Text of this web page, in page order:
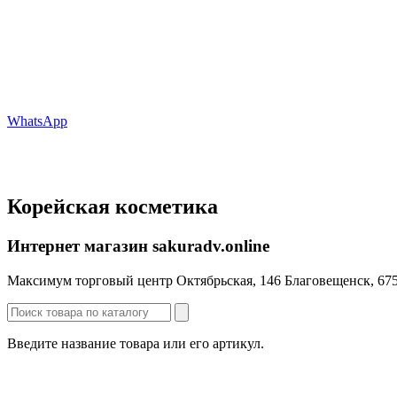
WhatsApp
Корейская косметика
Интернет магазин sakuradv.online
Максимум торговый центр ​Октябрьская, 146 Благовещенск,
Введите название товара или его артикул.